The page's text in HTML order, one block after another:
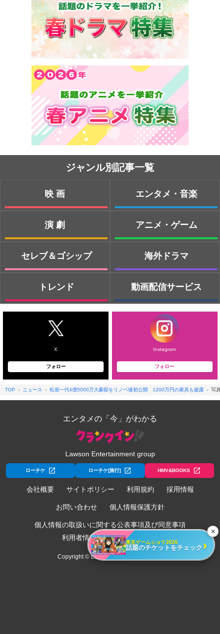
ジャンル別記事一覧
映画
演劇
セレブ＆ゴシップ
トレンド
エンタメ・音楽
アニメ・ゲーム
海外ドラマ
動画配信サービス
X
フォロー
Instagram
フォロー
TOP ニュース 松居一代4億5000万大豪邸をリノベ後初公開 1200万円の家具も披露 写
エンタメの「今」がわかる
Lawson Entertainment group
ローチケ ローチケ[旅行] HMV&BOOKS
会社概要 サイトポリシー 利用規約 採用情報
お問い合わせ 個人情報保護方針
個人情報の取扱いに関する公表事項及び同意事項
利用者情報の外部送信について
Copyright © Lawson Entertainment, Inc.
✕
東京ゲームショウ2026
話題のチケットをチェック ›